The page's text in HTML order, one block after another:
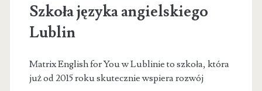
Szkoła języka angielskiego
Lublin
Matrix English for You w Lublinie to szkoła, która
już od 2015 roku skutecznie wspiera rozwój